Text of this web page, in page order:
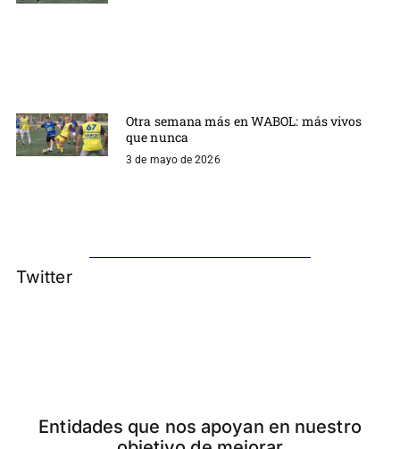
Otra semana más en WABOL: más vivos
que nunca
3 de mayo de 2026
Twitter
Entidades que nos apoyan en nuestro